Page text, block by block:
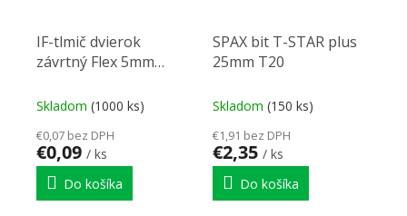
IF-tlmič dvierok
závrtný Flex 5mm
Skladom (1000 ks)
€0,07 bez DPH
€0,09 / ks
Do košíka
SPAX bit T-STAR plus
25mm T20
Skladom (150 ks)
€1,91 bez DPH
€2,35 / ks
Do košíka